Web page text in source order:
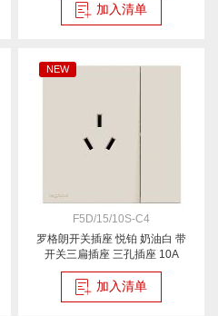
加入清单
NEW
F5D/15/10S-C4
罗格朗开关插座 悦铂 奶油白 带
开关三扁插座 三孔插座 10A
加入清单